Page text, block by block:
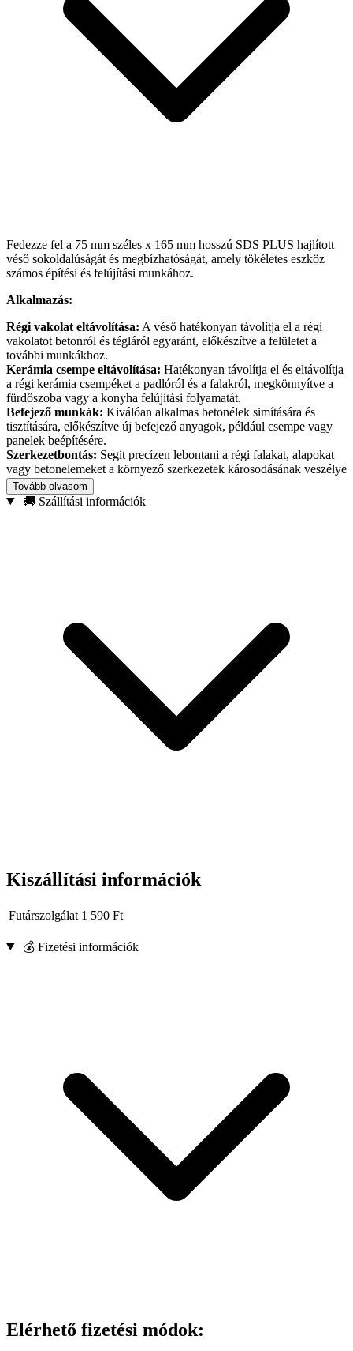
Fedezze fel a 75 mm széles x 165 mm hosszú SDS PLUS hajlított
véső sokoldalúságát és megbízhatóságát, amely tökéletes eszköz
számos építési és felújítási munkához.
Alkalmazás:
Régi vakolat eltávolítása: A véső hatékonyan távolítja el a régi
vakolatot betonról és tégláról egyaránt, előkészítve a felületet a
további munkákhoz.
Kerámia csempe eltávolítása: Hatékonyan távolítja el és eltávolítja
a régi kerámia csempéket a padlóról és a falakról, megkönnyítve a
fürdőszoba vagy a konyha felújítási folyamatát.
Befejező munkák: Kiválóan alkalmas betonélek simítására és
tisztítására, előkészítve új befejező anyagok, például csempe vagy
panelek beépítésére.
Szerkezetbontás: Segít precízen lebontani a régi falakat, alapokat
vagy betonelemeket a környező szerkezetek károsodásának veszélye
nélkül.
Műszaki adatok:
Tovább olvasom
🚚 Szállítási információk
Kiszállítási információk
Futárszolgálat 1 590 Ft
💰 Fizetési információk
Elérhető fizetési módok: